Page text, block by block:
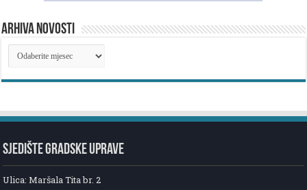
ARHIVA NOVOSTI
ARHIVA
NOVOSTI
SJEDIŠTE GRADSKE UPRAVE
Ulica: Maršala Tita br. 2